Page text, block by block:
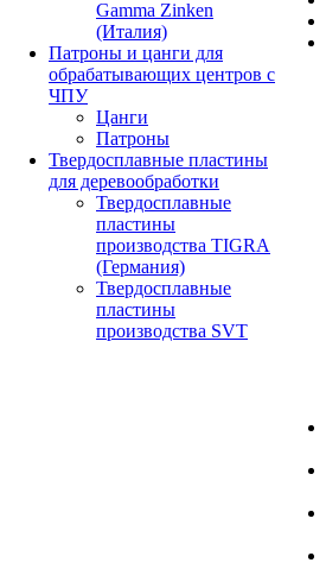
Gamma Zinken
(Италия)
Патроны и цанги для
обрабатывающих центров с
ЧПУ
Цанги
Патроны
Твердосплавные пластины
для деревообработки
Твердосплавные
пластины
производства TIGRA
(Германия)
Твердосплавные
пластины
производства SVT